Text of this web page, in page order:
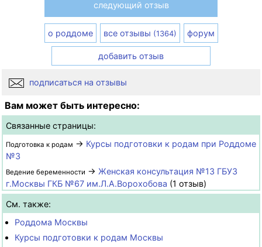
следующий отзыв
о роддоме все отзывы (1364) форум
добавить отзыв
подписаться на отзывы
Вам может быть интересно:
Связанные страницы:
Подготовка к родам → Курсы подготовки к родам при Роддоме
№3
Ведение беременности → Женская консультация №13 ГБУЗ
г.Москвы ГКБ №67 им.Л.А.Ворохобова (1 отзыв)
См. также:
Роддома Москвы
Курсы подготовки к родам Москвы